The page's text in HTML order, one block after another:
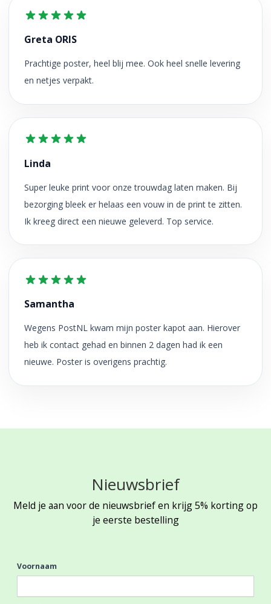
Greta ORIS
Prachtige poster, heel blij mee. Ook heel snelle levering
en netjes verpakt.
Linda
Super leuke print voor onze trouwdag laten maken. Bij
bezorging bleek er helaas een vouw in de print te zitten.
Ik kreeg direct een nieuwe geleverd. Top service.
Samantha
Wegens PostNL kwam mijn poster kapot aan. Hierover
heb ik contact gehad en binnen 2 dagen had ik een
nieuwe. Poster is overigens prachtig.
Nieuwsbrief
Meld je aan voor de nieuwsbrief en krijg 5% korting op
je eerste bestelling
Voornaam